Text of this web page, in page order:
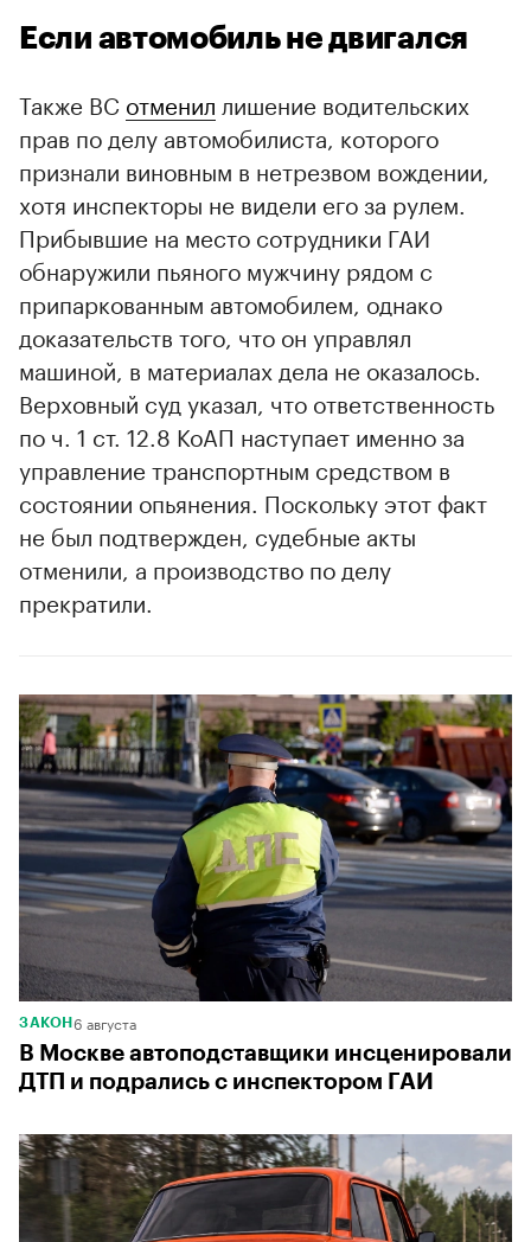
Если автомобиль не двигался
Также ВС отменил лишение водительских
прав по делу автомобилиста, которого
признали виновным в нетрезвом вождении,
хотя инспекторы не видели его за рулем.
Прибывшие на место сотрудники ГАИ
обнаружили пьяного мужчину рядом с
припаркованным автомобилем, однако
доказательств того, что он управлял
машиной, в материалах дела не оказалось.
Верховный суд указал, что ответственность
по ч. 1 ст. 12.8 КоАП наступает именно за
управление транспортным средством в
состоянии опьянения. Поскольку этот факт
не был подтвержден, судебные акты
отменили, а производство по делу
прекратили.
ЗАКОН 6 августа
В Москве автоподставщики инсценировали
ДТП и подрались с инспектором ГАИ